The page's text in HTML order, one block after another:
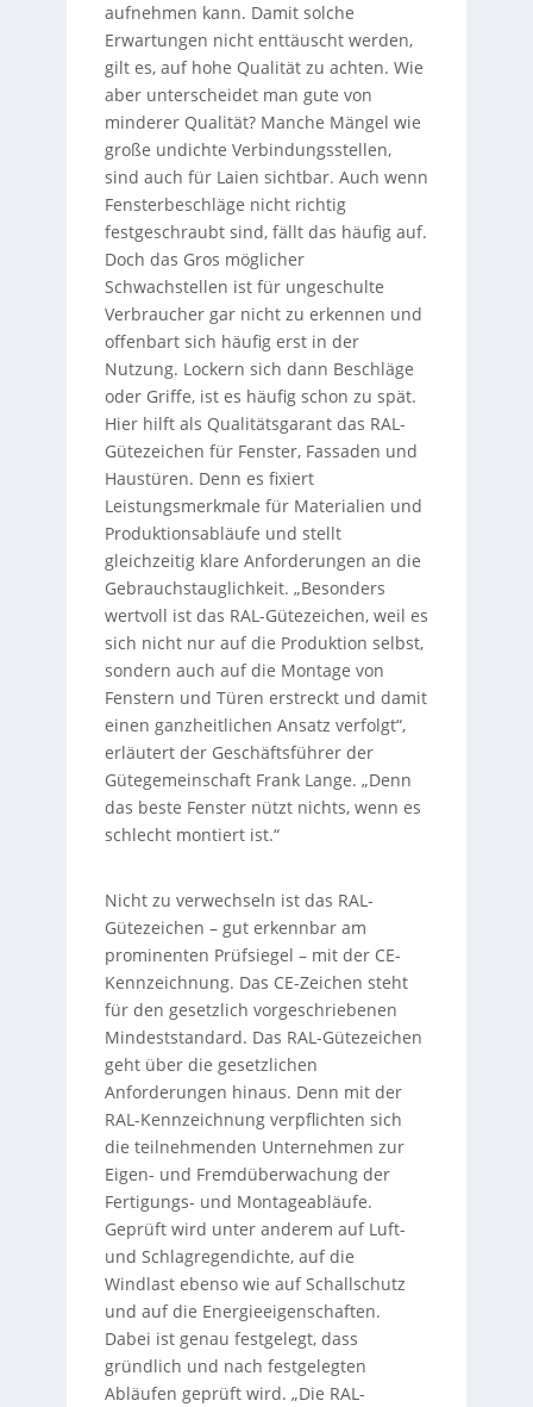
aufnehmen kann. Damit solche
Erwartungen nicht enttäuscht werden,
gilt es, auf hohe Qualität zu achten. Wie
aber unterscheidet man gute von
minderer Qualität? Manche Mängel wie
große undichte Verbindungsstellen,
sind auch für Laien sichtbar. Auch wenn
Fensterbeschläge nicht richtig
festgeschraubt sind, fällt das häufig auf.
Doch das Gros möglicher
Schwachstellen ist für ungeschulte
Verbraucher gar nicht zu erkennen und
offenbart sich häufig erst in der
Nutzung. Lockern sich dann Beschläge
oder Griffe, ist es häufig schon zu spät.
Hier hilft als Qualitätsgarant das RAL-
Gütezeichen für Fenster, Fassaden und
Haustüren. Denn es fixiert
Leistungsmerkmale für Materialien und
Produktionsabläufe und stellt
gleichzeitig klare Anforderungen an die
Gebrauchstauglichkeit. „Besonders
wertvoll ist das RAL-Gütezeichen, weil es
sich nicht nur auf die Produktion selbst,
sondern auch auf die Montage von
Fenstern und Türen erstreckt und damit
einen ganzheitlichen Ansatz verfolgt“,
erläutert der Geschäftsführer der
Gütegemeinschaft Frank Lange. „Denn
das beste Fenster nützt nichts, wenn es
schlecht montiert ist.“
Nicht zu verwechseln ist das RAL-
Gütezeichen – gut erkennbar am
prominenten Prüfsiegel – mit der CE-
Kennzeichnung. Das CE-Zeichen steht
für den gesetzlich vorgeschriebenen
Mindeststandard. Das RAL-Gütezeichen
geht über die gesetzlichen
Anforderungen hinaus. Denn mit der
RAL-Kennzeichnung verpflichten sich
die teilnehmenden Unternehmen zur
Eigen- und Fremdüberwachung der
Fertigungs- und Montageabläufe.
Geprüft wird unter anderem auf Luft-
und Schlagregendichte, auf die
Windlast ebenso wie auf Schallschutz
und auf die Energieeigenschaften.
Dabei ist genau festgelegt, dass
gründlich und nach festgelegten
Abläufen geprüft wird. „Die RAL-